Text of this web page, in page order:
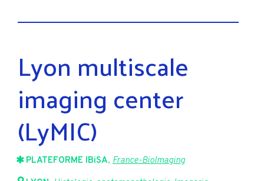
Lyon multiscale
imaging center
(LyMIC)
PLATEFORME IBiSA, France-BioImaging